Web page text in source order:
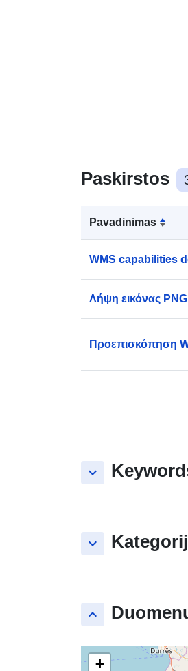
Paskirstos
Pavadinimas
WMS capabilities
Λήψη εικόνας
Προεπισκόπηση
keyboard_arrow_down
keyboard_arrow_down
keyboard_arrow_up
+